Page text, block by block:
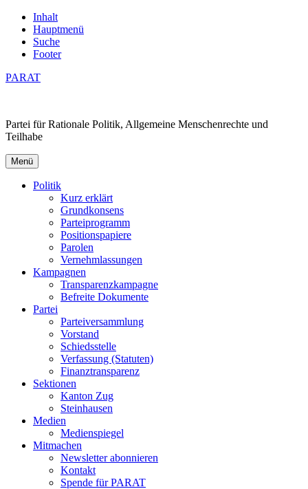
Inhalt
Hauptmenü
Suche
Footer
PARAT
Partei für Rationale Politik, Allgemeine Menschenrechte und
Teilhabe
Menü
Politik
Kurz erklärt
Grundkonsens
Parteiprogramm
Positionspapiere
Parolen
Vernehmlassungen
Kampagnen
Transparenzkampagne
Befreite Dokumente
Partei
Parteiversammlung
Vorstand
Schiedsstelle
Verfassung (Statuten)
Finanztransparenz
Sektionen
Kanton Zug
Steinhausen
Medien
Medienspiegel
Mitmachen
Newsletter abonnieren
Kontakt
Spende für PARAT